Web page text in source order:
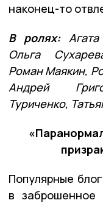
наконец-то
В ролях:
Ольга
Роман Маякин,
Андрей
Туриченко,
Популярные
в заброшенное